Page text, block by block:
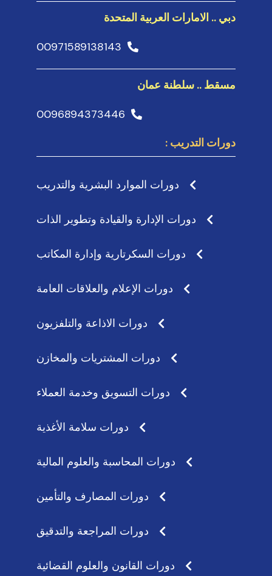
دبي .. الامارات العربية المتحدة
00971589138143
مسقط .. سلطنة عمان
0096894373446
دورات التدريب :
دورات الموارد البشرية والتدريب
دورات الإدارة والقيادة وتطوير الذات
دورات السكرتارية وإدارة المكاتب
دورات الإعلام والعلاقات العامة
دورات الاذاعة والتلفزيون
دورات المشتريات والمخازن
دورات التسويق وخدمة العملاء
دورات سلامة الأغذية
دورات المحاسبة والعلوم المالية
دورات المصارف والتأمين
دورات المراجعة والتدقيق
دورات القانون والعلوم القضائية